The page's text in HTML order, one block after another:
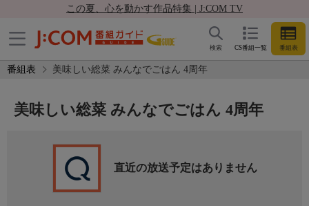
この夏、心を動かす作品特集 | J:COM TV
CS番組一覧 番組表
検索
番組表 美味しい総菜 みんなでごはん 4周年
美味しい総菜 みんなでごはん 4周年
直近の放送予定はありません